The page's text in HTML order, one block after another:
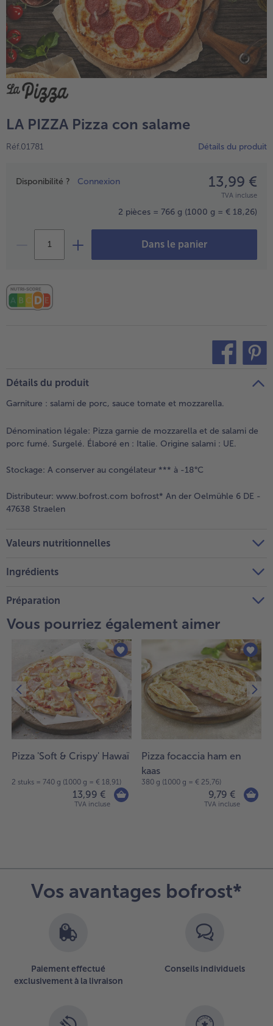
High Protein
TousHigh Protein
Veggie & Vegan
TousVeggie & Vegan
- € 5 à l’achat de 7 plats au choix
LA PIZZA Pizza con salame
Réf.01781 Détails du produit
Prix
Disponibilité ? Connexion 13,99 €
TVA incluse
2 pièces = 766 g (1000 g = € 18,26)
Dans le panier
Détails du produit
Garniture : salami de porc, sauce tomate et mozzarella.
Dénomination légale: Pizza garnie de mozzarella et de salami de
porc fumé. Surgelé. Élaboré en : Italie. Origine salami : UE.
Stockage: A conserver au congélateur *** à -18°C
Distributeur: www.bofrost.com bofrost* An der Oelmühle 6 DE -
47638 Straelen
Valeurs nutritionnelles
Ingrédients
Préparation
Vous pourriez également aimer
Pizza 'Soft & Crispy' Hawaï
2 stuks = 740 g (1000 g = € 18,91)
13,99 €
TVA incluse
Pizza focaccia ham en
kaas
380 g (1000 g = € 25,76)
9,79 €
TVA incluse
Vos avantages bofrost*
Paiement effectué
exclusivement à la livraison
Conseils individuels